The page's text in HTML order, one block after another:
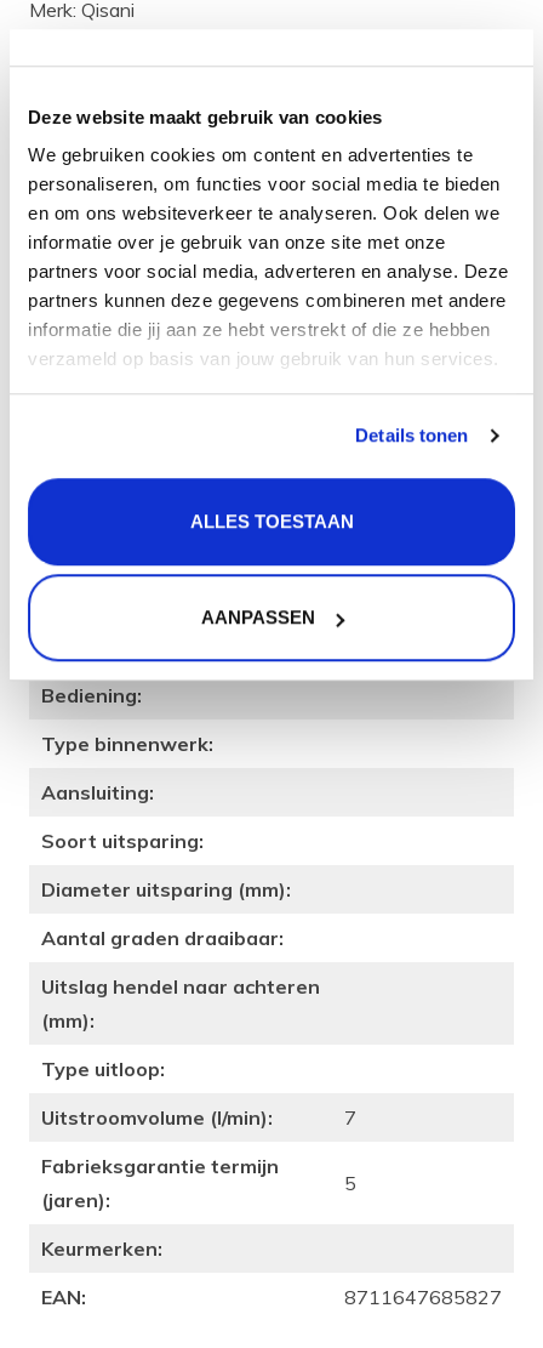
Deze website maakt gebruik van cookies
We gebruiken cookies om content en advertenties te
personaliseren, om functies voor social media te bieden
en om ons websiteverkeer te analyseren. Ook delen we
informatie over je gebruik van onze site met onze
partners voor social media, adverteren en analyse. Deze
partners kunnen deze gegevens combineren met andere
informatie die jij aan ze hebt verstrekt of die ze hebben
verzameld op basis van jouw gebruik van hun services.
Details tonen
ALLES TOESTAAN
AANPASSEN
Merk: Qisani
Garantietermijn: 5 jaar
Kleur en materiaal
De losse handdouche is in de kleur Zwart Gecoat en de
behuizing is gemaakt van het materiaal RVS. RVS is een
sterk en hittebestendig materiaal. Daarnaast is het ook
hygiënisch, want RVS kan tegen verschillende bijtende
zuren en materialen. RVS is ook onderhoudsvriendelijk
en makkelijk te combineren met andere materialen in je
badkamer.
Afwerking (kleur):
Bediening:
Type binnenwerk:
Aansluiting:
Soort uitsparing:
Diameter uitsparing (mm):
Aantal graden draaibaar:
Uitslag hendel naar achteren
(mm):
Type uitloop:
Uitstroomvolume (l/min):
7
Fabrieksgarantie termijn
(jaren):
5
Keurmerken:
EAN:
8711647685827